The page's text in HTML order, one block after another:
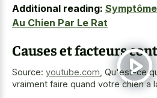
Additional reading:
Au Chien Par Le Rat
Causes et facteurs
Source: youtube.com Qu'est-ce
vraiment faire quand votre chien a